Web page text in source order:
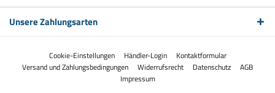
Unsere Zahlungsarten
Cookie-Einstellungen Händler-Login
Kontaktformular
Versand und Zahlungsbedingungen
Widerrufsrecht Datenschutz
AGB
Impressum